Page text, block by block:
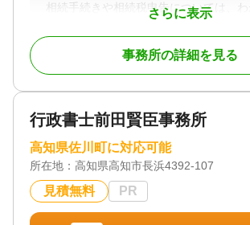
さらに表示
相続手続きや相続税申告については、わ
ことが多く手続きも面倒です。
たとえば、
①相続税の申告が必要なのかどうか。ど
れば良いのか。
③掛かる場合できるだけ節税したいが方
④預金の解約や不動産の名義変更、遺産
ど相続手続きの仕方が分らない。
⑤生前に相続対策や節税対策を行いたい
が分らない。
⑥両親が高齢のため、あらかじめ相続
事務所の詳細を見る
行政書士前田賢臣事務所
高知県佐川町に対応可能
所在地： 高知県高知市長浜4392-107
見積無料 PR